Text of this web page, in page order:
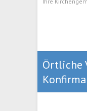
Örtliche